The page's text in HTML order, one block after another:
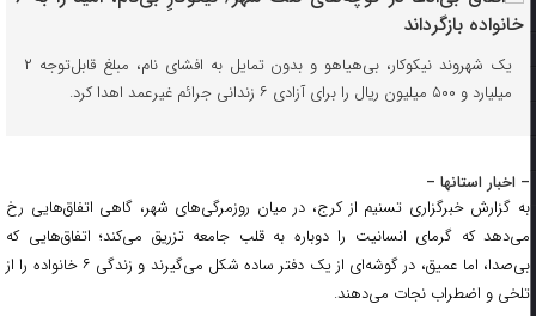
یک شهروند نیکوکار، بی‌هیاهو و بدون تمایل به افشای نام، مبلغ قابل‌توجه ۲
میلیارد و ۵۰۰ میلیون ریال را برای آزادی ۶ زندانی جرائم غیرعمد اهدا کرد.
– اخبار استانها –
به گزارش خبرگزاری تسنیم از کرج، در میان روزمرگی‌های شهر، گاهی اتفاق‌هایی رخ
می‌دهد که گرمای انسانیت را دوباره به قلب جامعه تزریق می‌کند؛ اتفاق‌هایی که
بی‌صدا، اما عمیق، در گوشه‌ای از یک دفتر ساده شکل می‌گیرند و زندگی ۶ خانواده را از
تلخی و اضطراب نجات می‌دهند.